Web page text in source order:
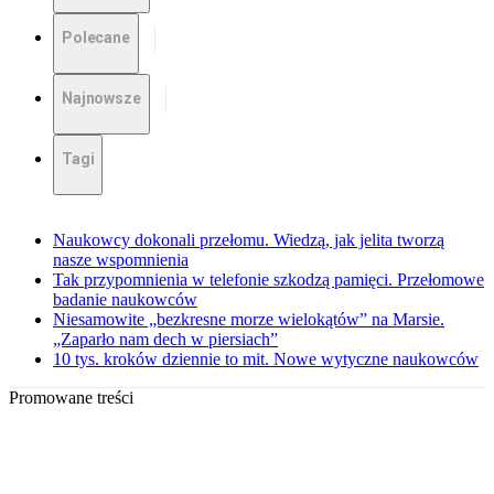
Polecane
Najnowsze
Tagi
Naukowcy dokonali przełomu. Wiedzą, jak jelita tworzą
nasze wspomnienia
Tak przypomnienia w telefonie szkodzą pamięci. Przełomowe
badanie naukowców
Niesamowite „bezkresne morze wielokątów” na Marsie.
„Zaparło nam dech w piersiach”
10 tys. kroków dziennie to mit. Nowe wytyczne naukowców
Promowane treści